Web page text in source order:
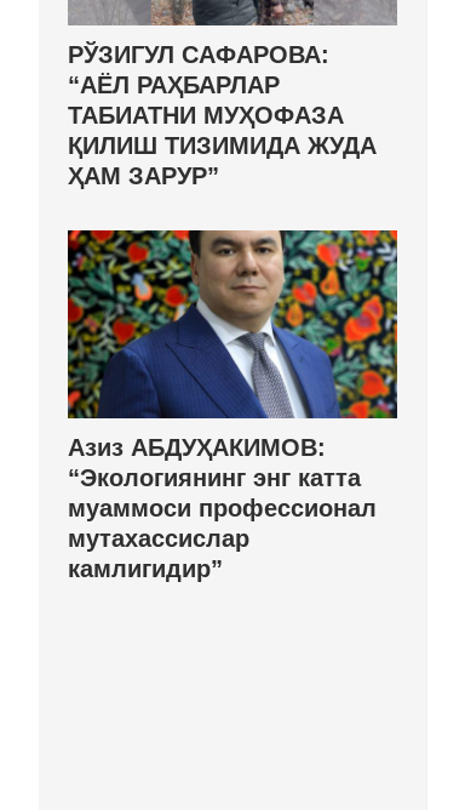
РЎЗИГУЛ САФАРОВА:
“АЁЛ РАҲБАРЛАР
ТАБИАТНИ МУҲОФАЗА
ҚИЛИШ ТИЗИМИДА ЖУДА
ҲАМ ЗАРУР”
Азиз АБДУҲАКИМОВ:
“Экологиянинг энг катта
муаммоси профессионал
мутахассислар
камлигидир”